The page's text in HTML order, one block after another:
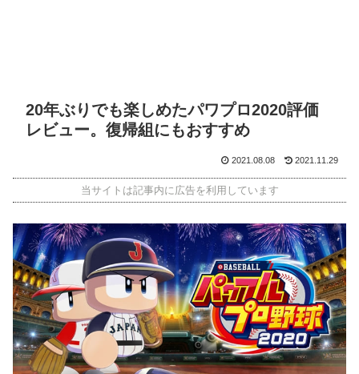
20年ぶりでも楽しめたパワプロ2020評価
レビュー。復帰組にもおすすめ
2021.08.08 2021.11.29
当サイトは記事内に広告を利用しています